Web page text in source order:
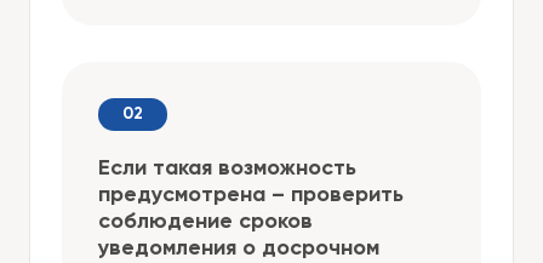
Если такая возможность
предусмотрена – проверить
соблюдение сроков
уведомления о досрочном